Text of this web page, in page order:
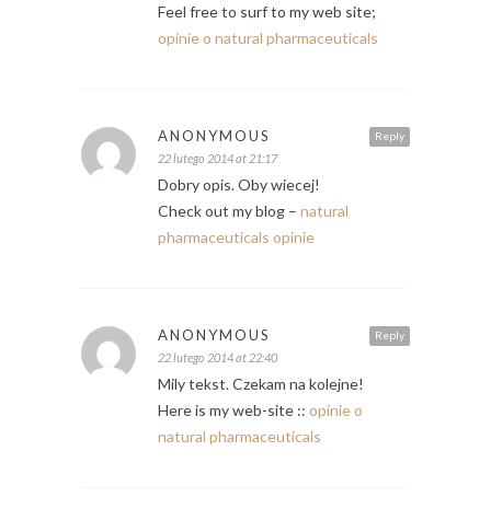
Feel free to surf to my web site;
opinie o natural pharmaceuticals
Reply
ANONYMOUS
22 lutego 2014 at 21:17
Dobry opis. Oby wiecej!
Check out my blog – natural
pharmaceuticals opinie
Reply
ANONYMOUS
22 lutego 2014 at 22:40
Mily tekst. Czekam na kolejne!
Here is my web-site :: opinie o
natural pharmaceuticals